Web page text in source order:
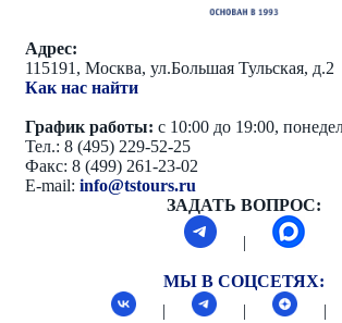
Адрес:
115191, Москва, ул.Большая Тульская, д.2
Как нас найти
График работы: с 10:00 до 19:00,
Тел.: 8 (495) 229-52-25
Факс: 8 (499) 261-23-02
E-mail: info@tstours.ru
ЗАДАТЬ ВОПРОС:
|
МЫ В СОЦСЕТЯХ:
|
| |